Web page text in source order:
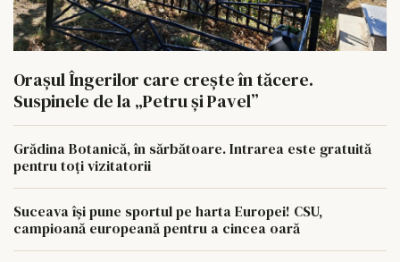
Orașul Îngerilor care crește în tăcere.
Suspinele de la „Petru și Pavel”
Grădina Botanică, în sărbătoare. Intrarea este gratuită
pentru toți vizitatorii
Suceava își pune sportul pe harta Europei! CSU,
campioană europeană pentru a cincea oară